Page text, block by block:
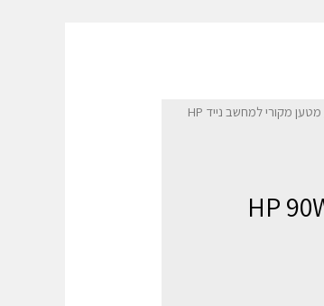
/ מטען מקורי למחשב נייד HP